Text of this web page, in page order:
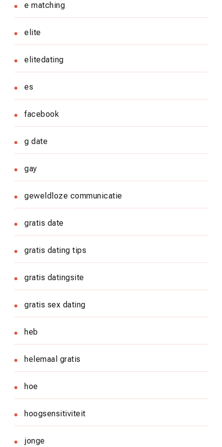
e matching
elite
elitedating
es
facebook
g date
gay
geweldloze communicatie
gratis date
gratis dating tips
gratis datingsite
gratis sex dating
heb
helemaal gratis
hoe
hoogsensitiviteit
jonge